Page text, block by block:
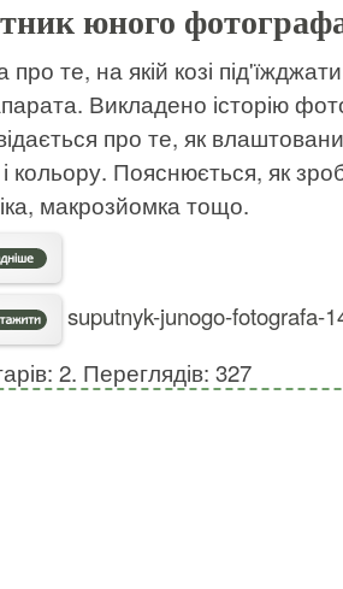
юного
про те, на якій козі
Викладено історію
про те, як
і кольору. Пояснюється, як
макрозйомка тощо.
suputnyk-junogo-fotografa-
2. Переглядів: 327